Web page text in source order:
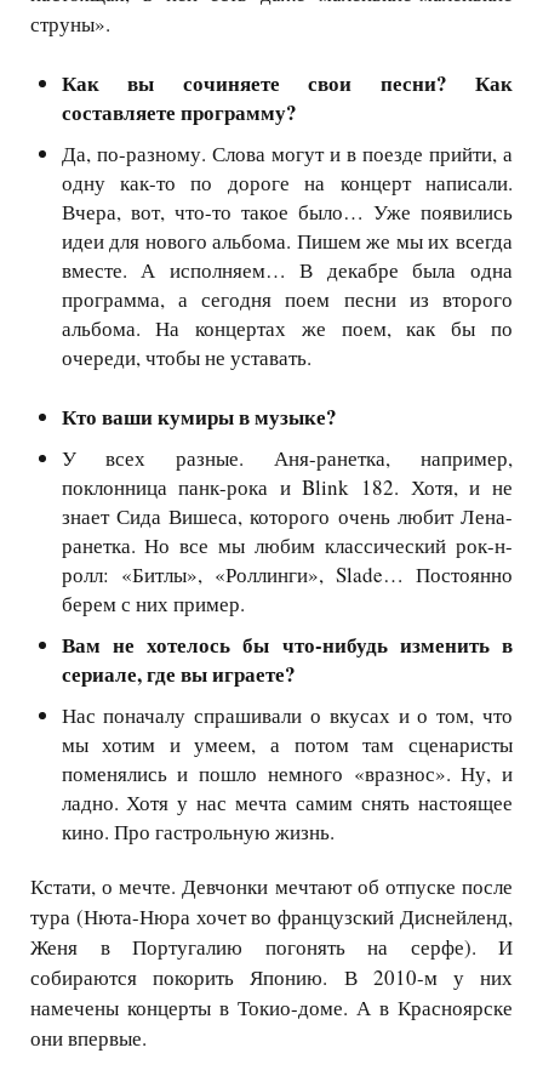
струны».
Как вы сочиняете свои песни? Как
составляете программу?
Да, по-разному. Слова могут и в поезде прийти, а
одну как-то по дороге на концерт написали.
Вчера, вот, что-то такое было… Уже появились
идеи для нового альбома. Пишем же мы их всегда
вместе. А исполняем… В декабре была одна
программа, а сегодня поем песни из второго
альбома. На концертах же поем, как бы по
очереди, чтобы не уставать.
Кто ваши кумиры в музыке?
У всех разные. Аня-ранетка, например,
поклонница панк-рока иBlink 182. Хотя, и не
знает Сида Вишеса, которого очень любит Лена-
ранетка. Но все мы любим классический рок-н-
ролл: «Битлы», «Роллинги», Slade… Постоянно
берем с них пример.
Вам не хотелось бы что-нибудь изменить в
сериале, где вы играете?
Нас поначалу спрашивали о вкусах и о том, что
мы хотим и умеем, а потом там сценаристы
поменялись и пошло немного «вразнос». Ну, и
ладно. Хотя у нас мечта самим снять настоящее
кино. Про гастрольную жизнь.
Кстати, о мечте. Девчонки мечтают об отпуске после
тура (Нюта-Нюра хочет во французский Диснейленд,
Женя в Португалию погонять на серфе). И
собираются покорить Японию. В 2010-м у них
намечены концерты в Токио-доме. А в Красноярске
они впервые.